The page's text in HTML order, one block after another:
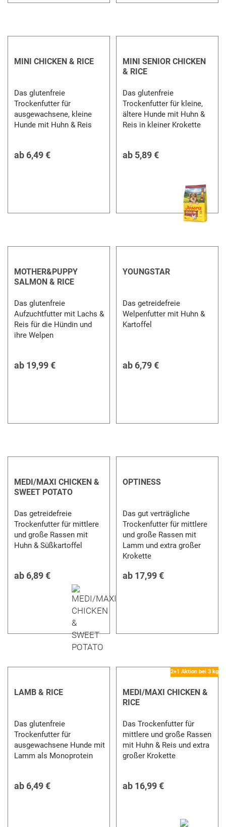
MINI CHICKEN & RICE
Das glutenfreie
Trockenfutter für
ausgewachsene, kleine
Hunde mit Huhn & Reis
ab 6,49 €
MINI SENIOR CHICKEN
& RICE
Das glutenfreie
Trockenfutter für kleine,
ältere Hunde mit Huhn &
Reis in kleiner Krokette
ab 5,89 €
MOTHER&PUPPY
SALMON & RICE
Das glutenfreie
Aufzuchtfutter mit Lachs &
Reis für die Hündin und
ihre Welpen
ab 19,99 €
YOUNGSTAR
Das getreidefreie
Welpenfutter mit Huhn &
Kartoffel
ab 6,79 €
MEDI/MAXI CHICKEN &
SWEET POTATO
Das getreidefreie
Trockenfutter für mittlere
und große Rassen mit
Huhn & Süßkartoffel
ab 6,89 €
OPTINESS
Das gut verträgliche
Trockenfutter für mittlere
und große Rassen mit
Lamm und extra großer
Krokette
ab 17,99 €
LAMB & RICE
Das glutenfreie
Trockenfutter für
ausgewachsene Hunde mit
Lamm als Monoprotein
ab 6,49 €
2+1 Aktion bei 3 kg
MEDI/MAXI CHICKEN &
RICE
Das Trockenfutter für
mittlere und große Rassen
mit Huhn & Reis und extra
großer Krokette
ab 16,99 €